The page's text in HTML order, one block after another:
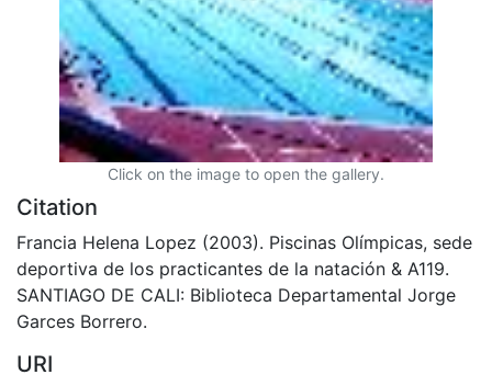
Click on the image to open the gallery.
Citation
Francia Helena Lopez (2003). Piscinas Olímpicas, sede
deportiva de los practicantes de la natación & A119.
SANTIAGO DE CALI: Biblioteca Departamental Jorge
Garces Borrero.
URI